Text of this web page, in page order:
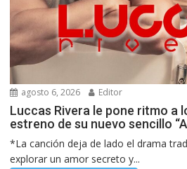
agosto 6, 2026 Editor
Luccas Rivera le pone ritmo a
estreno de su nuevo sencillo
*La canción deja de lado el drama
explorar un amor secreto y...